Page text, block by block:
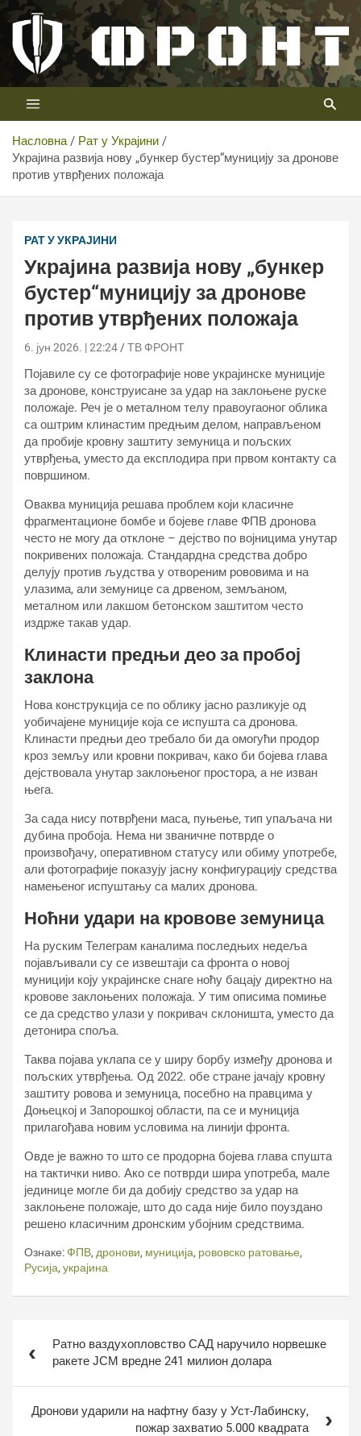
Скип
цонтент
Телевизија ФРОНТ
Први војни канал у Србији
Насловна
Рат у Украјини
Украјина развија нову „бункер бустер“муницију за дронове
против утврђених положаја
РАТ У УКРАЈИНИ
Украјина развија нову „бункер
бустер“муницију за дронове
против утврђених положаја
6. јун 2026. | 22:24 ТВ ФРОНТ
Појавиле су се фотографије нове украјинске муниције
за дронове, конструисане за удар на заклоњене руске
положаје. Реч је о металном телу правоугаоног облика
са оштрим клинастим предњим делом, направљеном
да пробије кровну заштиту земуница и пољских
утврђења, уместо да експлодира при првом контакту са
површином.
Оваква муниција решава проблем који класичне
фрагментационе бомбе и бојеве главе ФПВ дронова
често не могу да отклоне – дејство по војницима унутар
покривених положаја. Стандардна средства добро
делују против људства у отвореним рововима и на
улазима, али земунице са дрвеном, земљаном,
металном или лакшом бетонском заштитом често
издрже такав удар.
Клинасти предњи део за пробој
заклона
Нова конструкција се по облику јасно разликује од
уобичајене муниције која се испушта са дронова.
Клинасти предњи део требало би да омогући продор
кроз земљу или кровни покривач, како би бојева глава
дејствовала унутар заклоњеног простора, а не изван
њега.
За сада нису потврђени маса, пуњење, тип упаљача ни
дубина пробоја. Нема ни званичне потврде о
произвођачу, оперативном статусу или обиму употребе,
али фотографије показују јасну конфигурацију средства
намењеног испуштању са малих дронова.
Ноћни удари на кровове земуница
На руским Телеграм каналима последњих недеља
појављивали су се извештаји са фронта о новој
муницији коју украјинске снаге ноћу бацају директно на
кровове заклоњених положаја. У тим описима помиње
се да средство улази у покривач склоништа, уместо да
детонира споља.
Таква појава уклапа се у ширу борбу између дронова и
пољских утврђења. Од 2022. обе стране јачају кровну
заштиту ровова и земуница, посебно на правцима у
Доњецкој и Запорошкој области, па се и муниција
прилагођава новим условима на линији фронта.
Овде је важно то што се продорна бојева глава спушта
на тактички ниво. Ако се потврди шира употреба, мале
јединице могле би да добију средство за удар на
заклоњене положаје, што до сада није било поуздано
решено класичним дронским убојним средствима.
Ознаке:ФПВ, дронови, муниција, рововско ратовање,
Русија, украјина
чланкаРатно ваздухопловство САД наручило норвешке
ракете ЈСМ вредне 241 милион долара
Дронови ударили на нафтну базу у Уст-Лабинску,
пожар захватио 5.000 квадрата